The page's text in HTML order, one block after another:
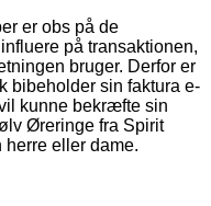
er obs på de
på transaktionen,
bruger. Derfor er
bibeholder sin faktura e-
kunne bekræfte sin
Øreringe fra Spirit
herre eller dame.